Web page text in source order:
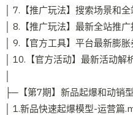
│ 7.【推广玩法】搜索场景和
│ 8.【推广玩法】最新全站推
│ 9.【官方工具】平台最新膨
│ 10.【官方活动】最新活动
├─【第7期】新品起爆和动销
│ 1.新品快速起爆模型-运营篇